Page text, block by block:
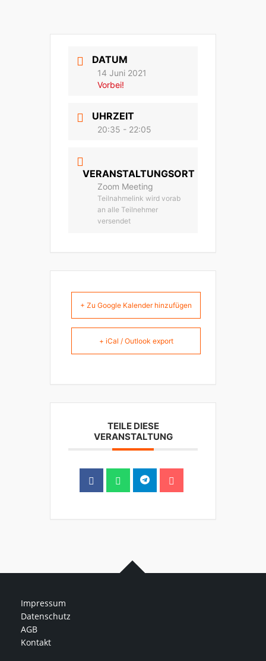
DATUM
14 Juni 2021
Vorbei!
UHRZEIT
20:35 - 22:05
VERANSTALTUNGSORT
Zoom Meeting
Teilnahmelink wird vorab
an alle Teilnehmer
versendet
+ Zu Google Kalender hinzufügen
+ iCal / Outlook export
TEILE DIESE
VERANSTALTUNG
Impressum
Datenschutz
AGB
Kontakt